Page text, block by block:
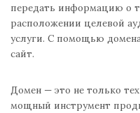
передать информацию о
расположении целевой
услуги. С помощью
сайт.
Домен — это не только
мощный инструмент